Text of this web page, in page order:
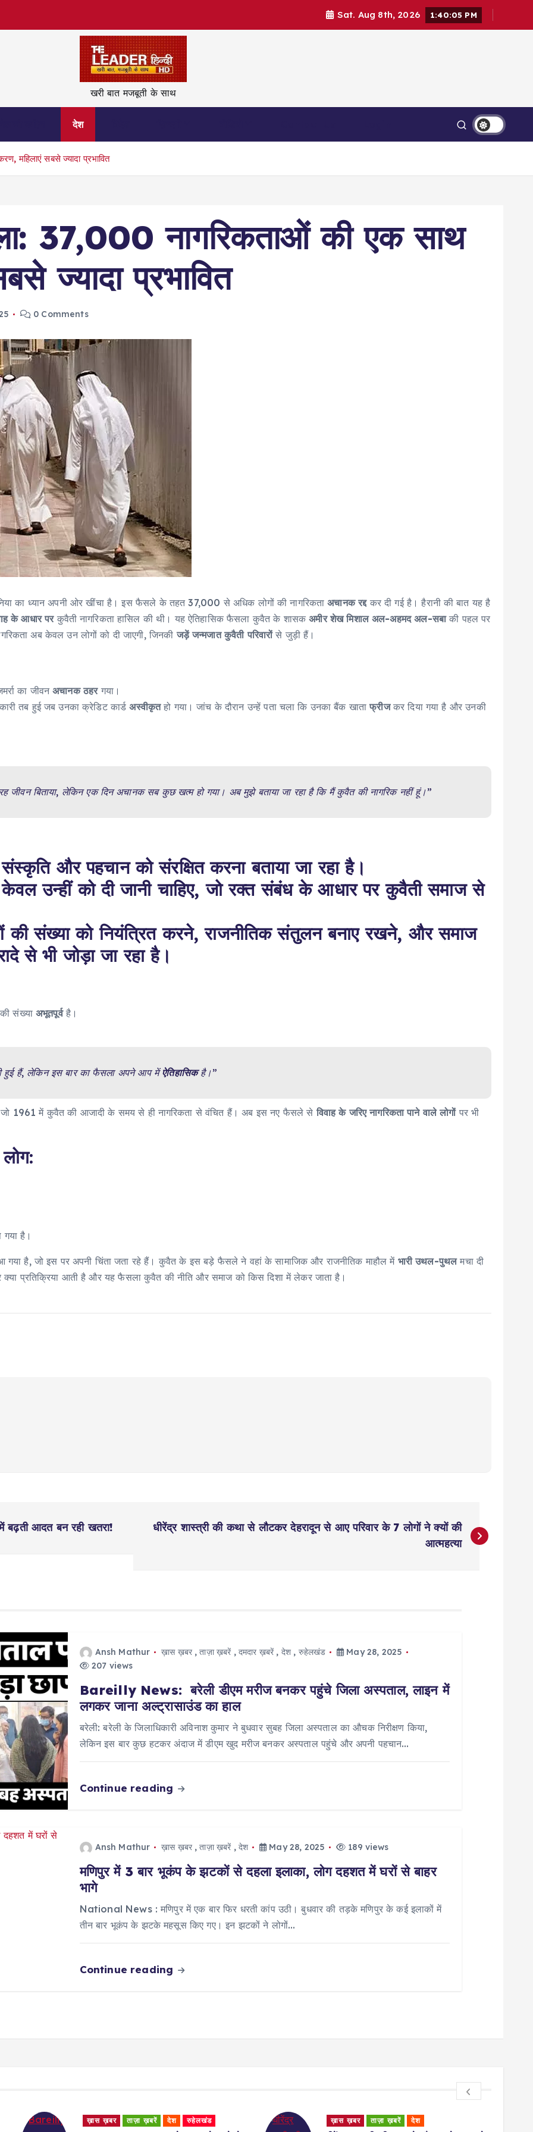
Sat. Aug 8th, 2026 1:40:06 PM
खरी बात मजबूती के साथ
देश
महिलाएं सबसे ज्यादा प्रभावित
37,000 नागरिकताओं की एक साथ
ज्यादा प्रभावित
0 Comments
का ध्यान अपनी ओर खींचा है। इस फैसले के तहत 37,000 से अधिक लोगों की नागरिकताअचानक रद्दकर दी गई है। हैरानी की बात यह है
के आधार परकुवैती नागरिकता हासिल की थी। यह ऐतिहासिक फैसला कुवैत के शासकअमीर शेख मिशाल अल-अहमद अल-सबाकी पहल पर
अब केवल उन लोगों को दी जाएगी, जिनकीजड़ें जन्मजात कुवैती परिवारोंसे जुड़ी हैं।
का जीवनअचानक ठहरगया।
तब हुई जब उनका क्रेडिट कार्डअस्वीकृतहो गया। जांच के दौरान उन्हें पता चला कि उनका बैंक खाताफ्रीजकर दिया गया है और उनकी
जीवन बिताया, लेकिन एक दिन अचानक सब कुछ खत्म हो गया। अब मुझे बताया जा रहा है कि मैं कुवैत की नागरिक नहीं हूं।”
और पहचान को संरक्षित करना बताया जा रहा है।
केवल उन्हीं को दी जानी चाहिए, जो रक्त संबंध के आधार पर कुवैती समाज से
संख्या को नियंत्रित करने, राजनीतिक संतुलन बनाए रखने, और समाज
से भी जोड़ा जा रहा है।
की संख्याअभूतपूर्वहै।
हुई हैं, लेकिन इस बार का फैसला अपने आप मेंऐतिहासिकहै।”
1961 में कुवैत की आजादी के समय से ही नागरिकता से वंचित हैं। अब इस नए फैसले सेविवाह के जरिए नागरिकता पाने वाले लोगोंपर भी
है।
है, जो इस पर अपनी चिंता जता रहे हैं। कुवैत के इस बड़े फैसले ने वहां के सामाजिक और राजनीतिक माहौल में भारी उथल-पुथलमचा दी
क्या प्रतिक्रिया आती है और यह फैसला कुवैत की नीति और समाज को किस दिशा में लेकर जाता है।
बढ़ती आदत बन रही खतरा!
धीरेंद्र शास्त्री की कथा से लौटकर देहरादून से आए परिवार के 7 लोगों ने क्यों की
आत्महत्या
Ansh Mathur ख़ास ख़बर ,ताज़ा ख़बरें , दमदार ख़बरें , देश , रुहेलखंड
May 28, 2025
207 views
Bareilly News: बरेली डीएम मरीज बनकर पहुंचे जिला अस्पताल, लाइन में
लगकर जाना अल्ट्रासाउंड का हाल
बरेली: बरेली के जिलाधिकारी अविनाश कुमार ने बुधवार सुबह जिला अस्पताल का औचक निरीक्षण किया,
लेकिन इस बार कुछ हटकर अंदाज में डीएम खुद मरीज बनकर अस्पताल पहुंचे और अपनी पहचान…
Continue reading
Ansh Mathur ख़ास ख़बर ,ताज़ा ख़बरें , देश May 28, 2025 189 views
मणिपुर में 3 बार भूकंप के झटकों से दहला इलाका, लोग दहशत में घरों से बाहर
भागे
National News : मणिपुर में एक बार फिर धरती कांप उठी। बुधवार की तड़के मणिपुर के कई इलाकों में
तीन बार भूकंप के झटके महसूस किए गए। इन झटकों ने लोगों…
Continue reading
ख़ास ख़बर ताज़ा ख़बरें देश रुहेलखंड ख़ास ख़बर ताज़ा ख़बरें देश